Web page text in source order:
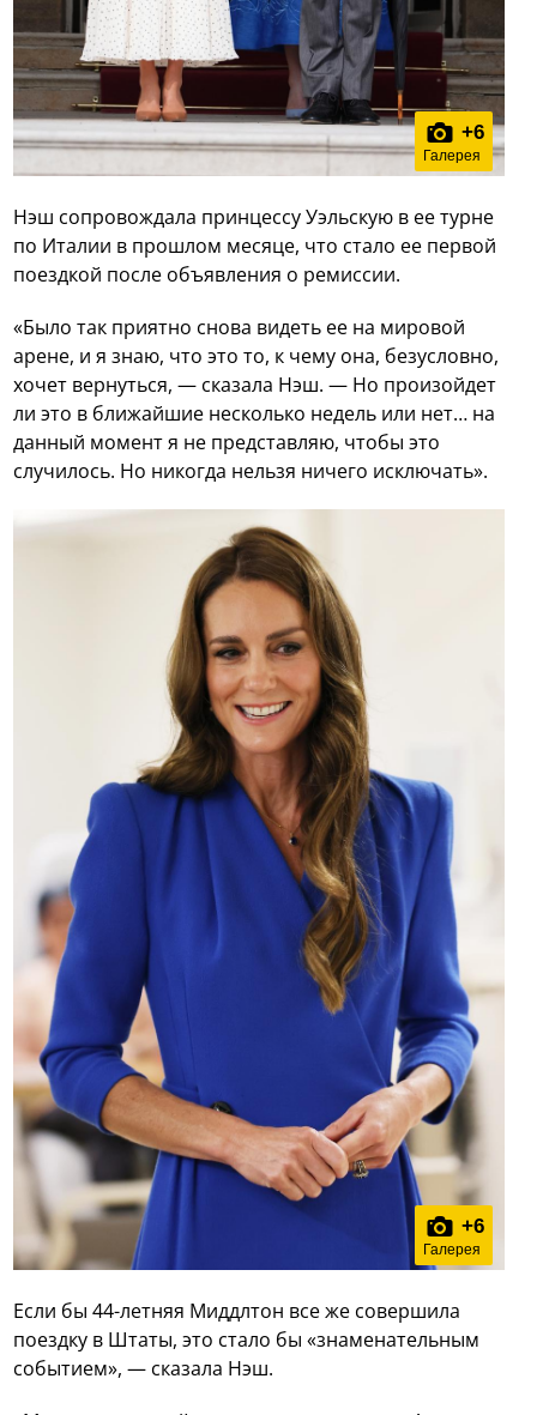
+6
Галерея
Нэш сопровождала принцессу Уэльскую в ее турне
по Италии в прошлом месяце, что стало ее первой
поездкой после объявления о ремиссии.
«Было так приятно снова видеть ее на мировой
арене, и я знаю, что это то, к чему она, безусловно,
хочет вернуться, — сказала Нэш. — Но произойдет
ли это в ближайшие несколько недель или нет… на
данный момент я не представляю, чтобы это
случилось. Но никогда нельзя ничего исключать».
+6
Галерея
Если бы 44-летняя Миддлтон все же совершила
поездку в Штаты, это стало бы «знаменательным
событием», — сказала Нэш.